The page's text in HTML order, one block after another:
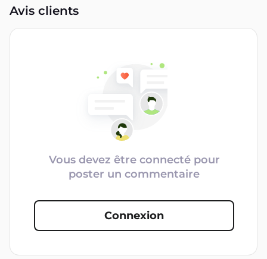
Avis clients
Vous devez être connecté pour
poster un commentaire
Connexion